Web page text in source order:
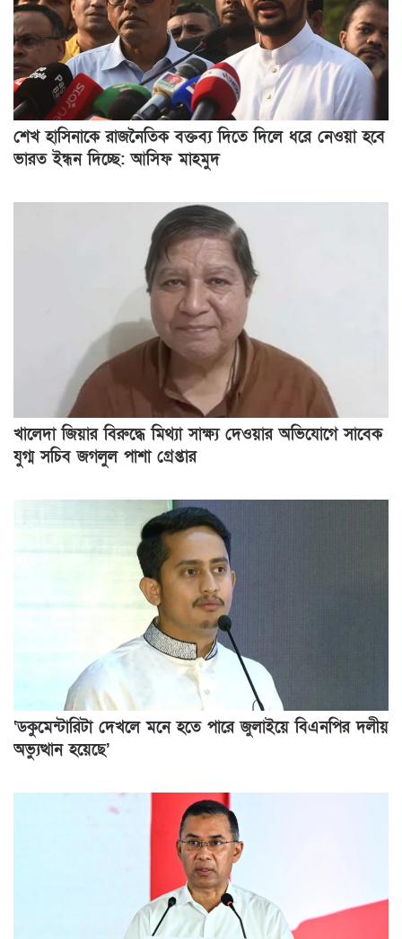
শেখ হাসিনাকে রাজনৈতিক বক্তব্য দিতে দিলে ধরে নেওয়া হবে
ভারত ইন্ধন দিচ্ছে: আসিফ মাহমুদ
খালেদা জিয়ার বিরুদ্ধে মিথ্যা সাক্ষ্য দেওয়ার অভিযোগে সাবেক
যুগ্ম সচিব জগলুল পাশা গ্রেপ্তার
‘ডকুমেন্টারিটা দেখলে মনে হতে পারে জুলাইয়ে বিএনপির দলীয়
অভ্যুত্থান হয়েছে’